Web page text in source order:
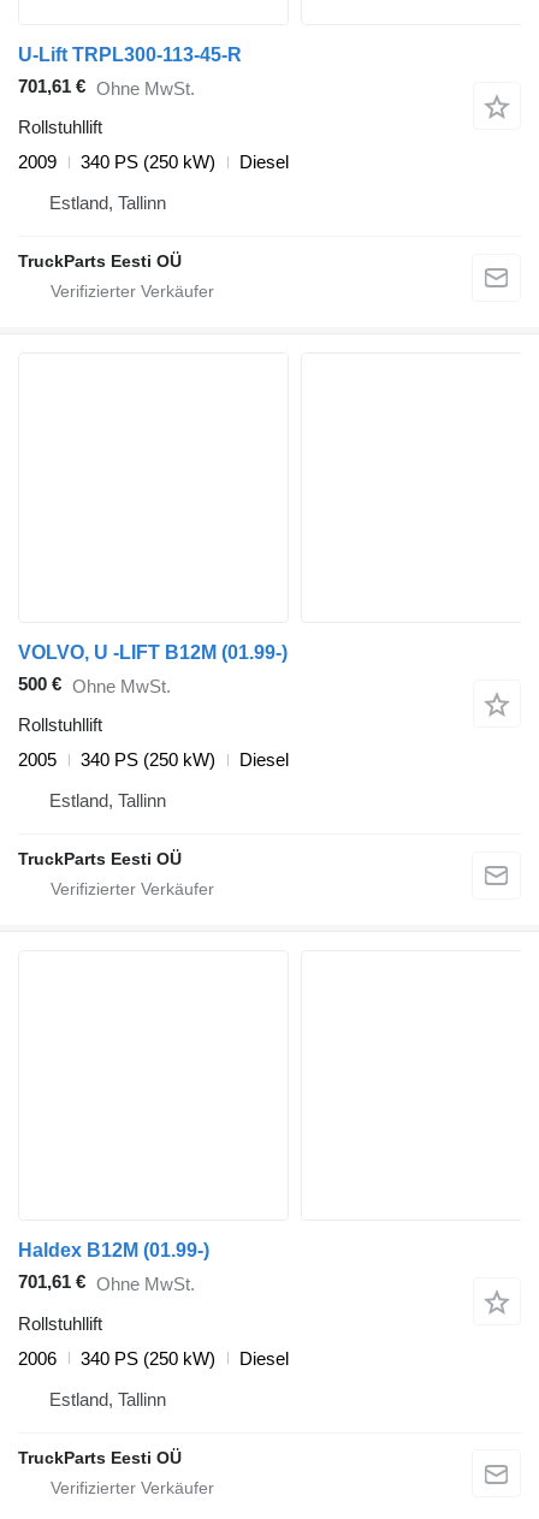
U-Lift TRPL300-113-45-R
701,61 € Ohne MwSt.
Rollstuhllift
2009
340 PS (250 kW)
Diesel
Estland, Tallinn
TruckParts Eesti OÜ
VOLVO, U -LIFT B12M (01.99-)
500 € Ohne MwSt.
Rollstuhllift
2005
340 PS (250 kW)
Diesel
Estland, Tallinn
TruckParts Eesti OÜ
Haldex B12M (01.99-)
701,61 € Ohne MwSt.
Rollstuhllift
2006
340 PS (250 kW)
Diesel
Estland, Tallinn
TruckParts Eesti OÜ